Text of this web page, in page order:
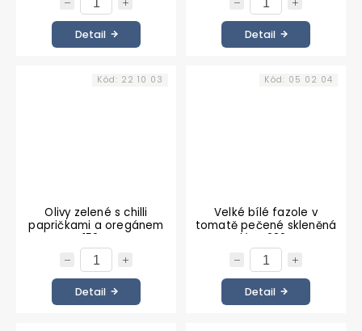
Detail Detail
Olivy zelené s chilli
papričkami a oregánem
150 g
Detail
Kód: 22 10 03
Velké bílé fazole v
tomatě pečené skleněná
dóza 280 g
Detail
Kód: 05 02 04